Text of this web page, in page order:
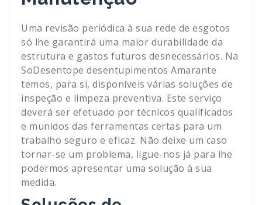
Uma revisão periódica à sua rede de esgotos
só lhe garantirá uma maior durabilidade da
estrutura e gastos futuros desnecessários. Na
SoDesentope desentupimentos Amarante
temos, para si, disponíveis várias soluções de
inspeção e limpeza preventiva. Este serviço
deverá ser efetuado por técnicos qualificados
e munidos das ferramentas certas para um
trabalho seguro e eficaz. Não deixe um caso
tornar-se um problema, ligue-nos já para lhe
podermos apresentar uma solução à sua
medida.